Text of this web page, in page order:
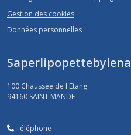
Gestion des cookies
Données personnelles
Saperlipopettebylena
100 Chaussée de l'Etang
94160 SAINT MANDE
Téléphone